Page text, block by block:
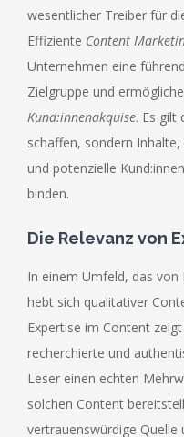
wesentlicher Treiber für
Effiziente Content
Unternehmen eine
Zielgruppe und
Kund:innenakquise. Es gilt
schaffen, sondern
und potenzielle
binden.
Die Relevanz von
In einem Umfeld, das
hebt sich qualitativer
Expertise im Content
recherchierte und
Leser einen echten
solchen Content
vertrauenswürdige Quelle